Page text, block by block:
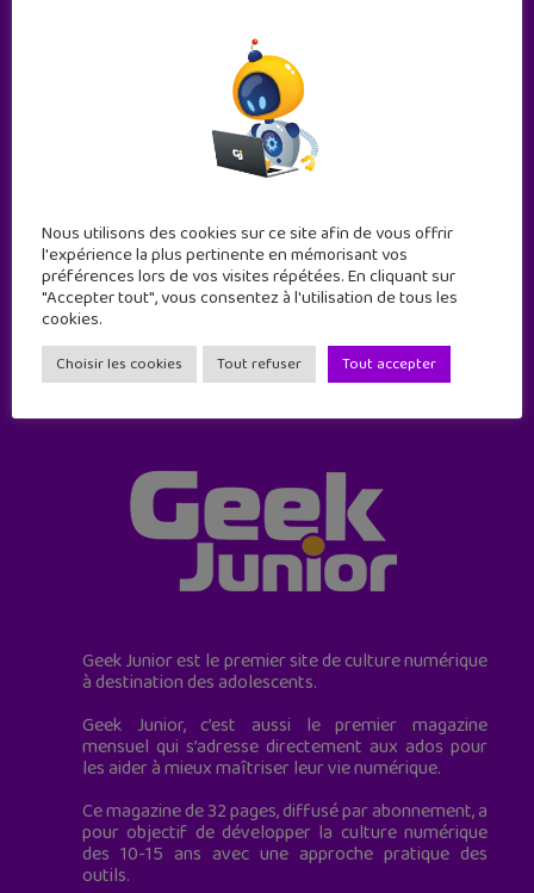
Abonne-toi !
11 numéros par an
Geek Junior est le premier site de culture numérique
à destination des adolescents.
Geek Junior, c’est aussi le premier magazine
mensuel qui s’adresse directement aux ados pour
les aider à mieux maîtriser leur vie numérique.
Ce magazine de 32 pages, diffusé par abonnement, a
pour objectif de développer la culture numérique
des 10-15 ans avec une approche pratique des
outils.
Nous utilisons des cookies sur ce site afin de vous offrir
l'expérience la plus pertinente en mémorisant vos
préférences lors de vos visites répétées. En cliquant sur
"Accepter tout", vous consentez à l'utilisation de tous les
cookies.
Choisir les cookies Tout refuser Tout accepter